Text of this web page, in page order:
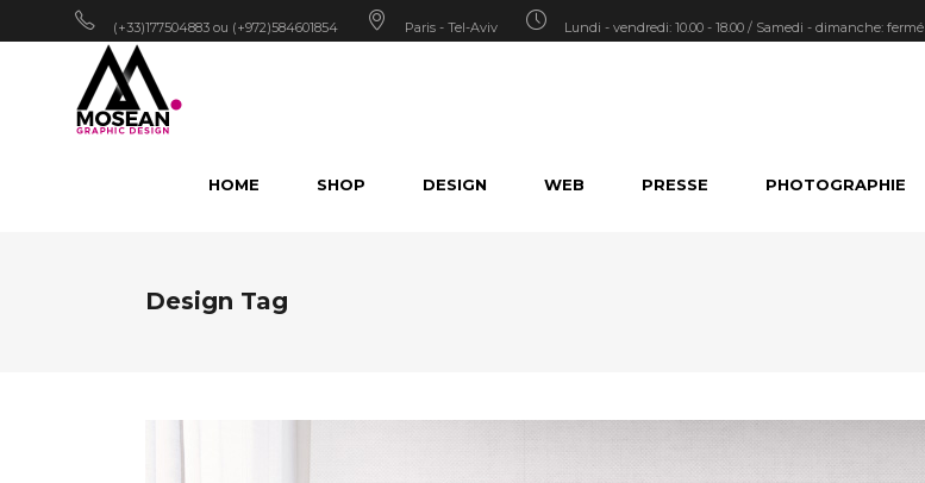
(+33)177504883 ou (+972)584601854 Paris - Tel-Aviv Lundi - vendredi: 10.00 - 18.00 / Samedi - dimanche: fermé
HOME SHOP DESIGN WEB PRESSE PHOTOGRAPHIE
Design Tag